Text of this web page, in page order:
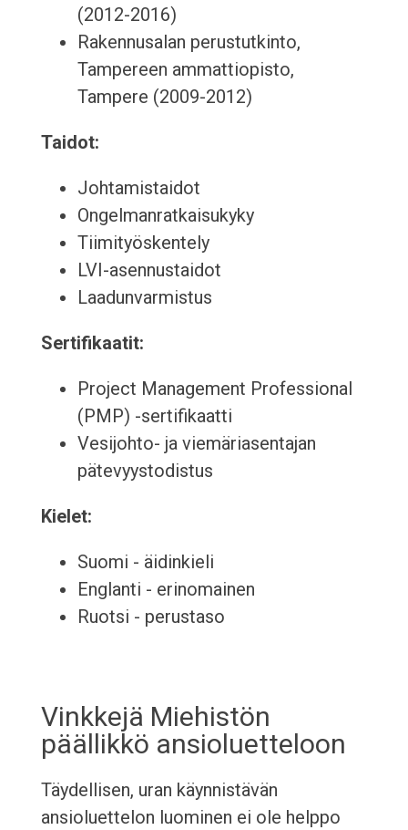
(2012-2016)
Rakennusalan perustutkinto,
Tampereen ammattiopisto,
Tampere (2009-2012)
Taidot:
Johtamistaidot
Ongelmanratkaisukyky
Tiimityöskentely
LVI-asennustaidot
Laadunvarmistus
Sertifikaatit:
Project Management Professional
(PMP) -sertifikaatti
Vesijohto- ja viemäriasentajan
pätevyystodistus
Kielet:
Suomi - äidinkieli
Englanti - erinomainen
Ruotsi - perustaso
Vinkkejä Miehistön
päällikkö ansioluetteloon
Täydellisen, uran käynnistävän
ansioluettelon luominen ei ole helppo